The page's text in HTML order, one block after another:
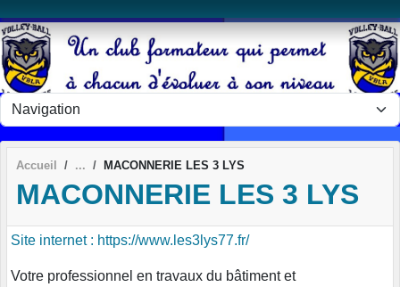
Accueil MACONNERIE LES 3 LYS
MACONNERIE LES 3 LYS
Site internet : https://www.les3lys77.fr/
Votre professionnel en travaux du bâtiment et